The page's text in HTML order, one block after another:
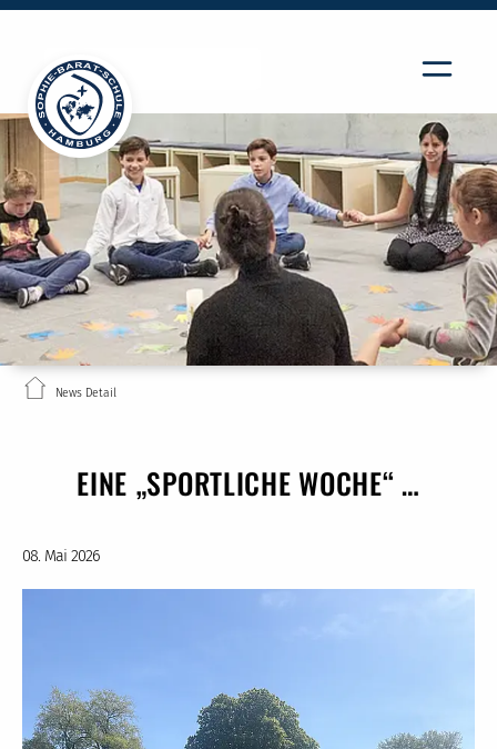
News Detail
EINE „SPORTLICHE WOCHE“ …
08. Mai 2026